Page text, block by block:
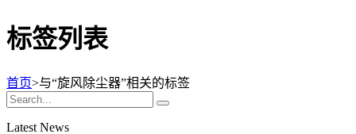
标签列表
首页>与“旋风除尘器”相关的标签
Latest News